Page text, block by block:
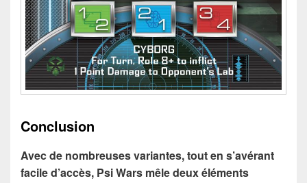
Conclusion
Avec de nombreuses variantes, tout en s’avérant
facile d’accès, Psi Wars mêle deux éléments